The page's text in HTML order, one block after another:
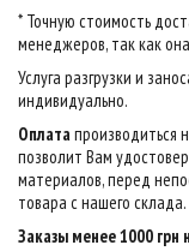
* Точную стоимость
менеджеров, так как
Услуга разгрузки и
индивидуально.
Оплатапроизводиться
позволит Вам
материалов, перед
товара с нашего склада.
Заказы менее 1000